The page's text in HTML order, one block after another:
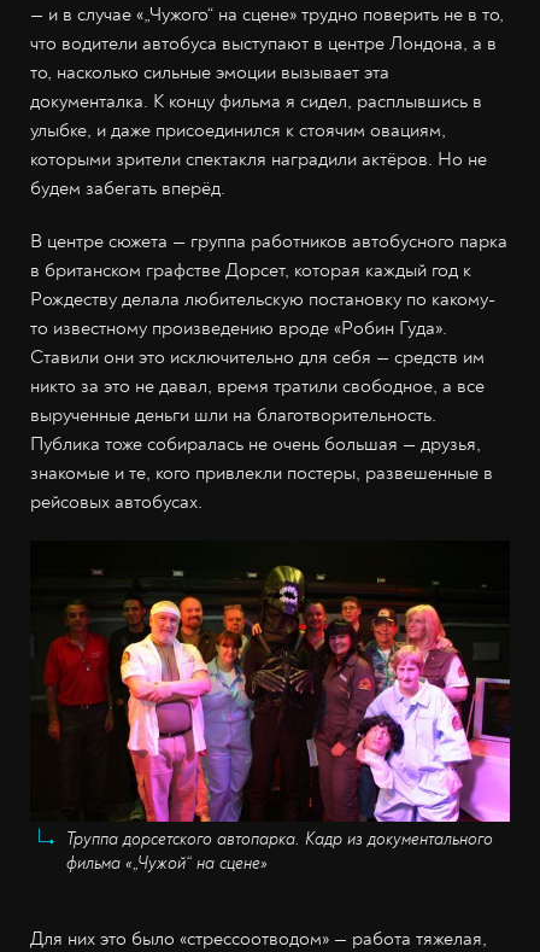
— и в случае «„Чужого“ на сцене» трудно поверить не в то,
что водители автобуса выступают в центре Лондона, а в
то, насколько сильные эмоции вызывает эта
документалка. К концу фильма я сидел, расплывшись в
улыбке, и даже присоединился к стоячим овациям,
которыми зрители спектакля наградили актёров. Но не
будем забегать вперёд.
В центре сюжета — группа работников автобусного парка
в британском графстве Дорсет, которая каждый год к
Рождеству делала любительскую постановку по какому-
то известному произведению вроде «Робин Гуда».
Ставили они это исключительно для себя — средств им
никто за это не давал, время тратили свободное, а все
вырученные деньги шли на благотворительность.
Публика тоже собиралась не очень большая — друзья,
знакомые и те, кого привлекли постеры, развешенные в
рейсовых автобусах.
Труппа дорсетского автопарка. Кадр из документального
фильма «„Чужой“ на сцене»
Для них это было «стрессоотводом» — работа тяжелая,